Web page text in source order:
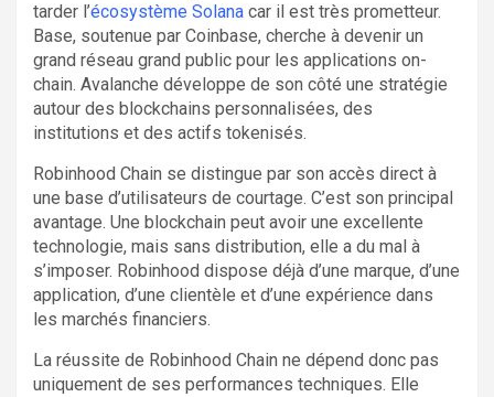
tarder l’écosystème Solana car il est très prometteur.
Base, soutenue par Coinbase, cherche à devenir un
grand réseau grand public pour les applications on-
chain. Avalanche développe de son côté une stratégie
autour des blockchains personnalisées, des
institutions et des actifs tokenisés.
Robinhood Chain se distingue par son accès direct à
une base d’utilisateurs de courtage. C’est son principal
avantage. Une blockchain peut avoir une excellente
technologie, mais sans distribution, elle a du mal à
s’imposer. Robinhood dispose déjà d’une marque, d’une
application, d’une clientèle et d’une expérience dans
les marchés financiers.
La réussite de Robinhood Chain ne dépend donc pas
uniquement de ses performances techniques. Elle